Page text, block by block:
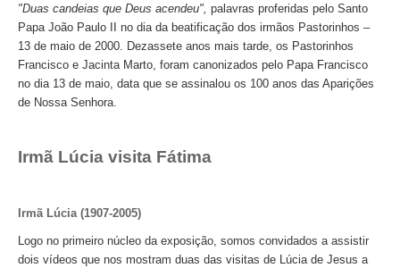
"Duas candeias que Deus acendeu", palavras proferidas pelo Santo
Papa João Paulo II no dia da beatificação dos irmãos Pastorinhos –
13 de maio de 2000. Dezassete anos mais tarde, os Pastorinhos
Francisco e Jacinta Marto, foram canonizados pelo Papa Francisco
no dia 13 de maio, data que se assinalou os 100 anos das Aparições
de Nossa Senhora.
Irmã Lúcia visita Fátima
Irmã Lúcia (1907-2005)
Logo no primeiro núcleo da exposição, somos convidados a assistir
dois vídeos que nos mostram duas das visitas de Lúcia de Jesus a